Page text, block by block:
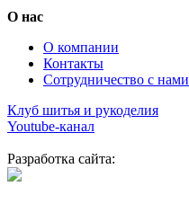
О нас
О компании
Контакты
Сотрудничество с нами
Клуб шитья и рукоделия
Youtube-канал
Разработка сайта: